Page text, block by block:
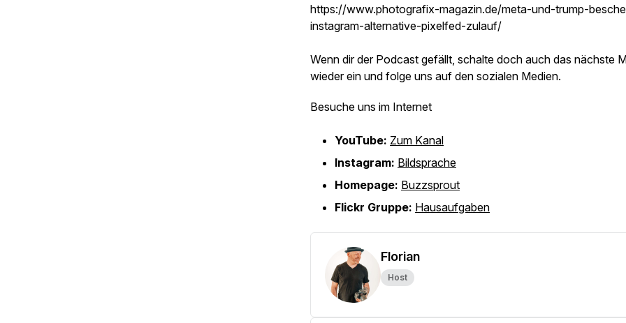
https://www.photografix-magazin.de/meta-und-trump-
instagram-alternative-pixelfed-zulauf/
Wenn dir der Podcast gefällt, schalte doch auch das nächste
wieder ein und folge uns auf den sozialen Medien.
Besuche uns im Internet
YouTube: Zum Kanal
Instagram: Bildsprache
Homepage: Buzzsprout
Flickr Gruppe: Hausaufgaben
Florian
Host